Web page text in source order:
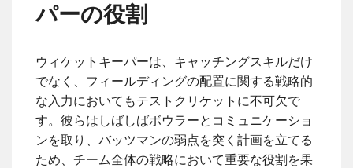
パーの役割
ウィケットキーパーは、キャッチングスキルだけ
でなく、フィールディングの配置に関する戦略的
な入力においてもテストクリケットに不可欠で
す。彼らはしばしばボウラーとコミュニケーショ
ンを取り、バッツマンの弱点を突く計画を立てる
ため、チーム全体の戦略において重要な役割を果